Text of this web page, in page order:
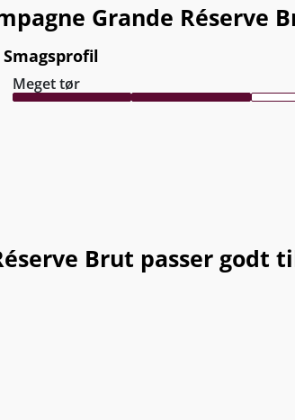
Grande Réserve
Smagsprofil
Meget tør
Brut passer godt